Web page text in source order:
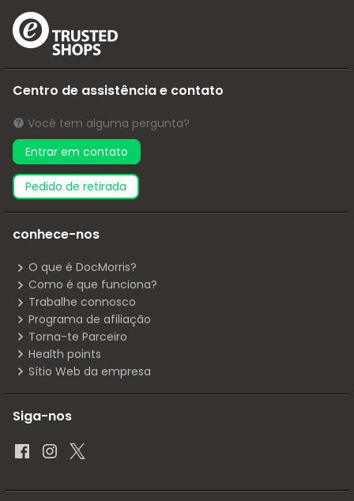
Centro de assistência e contato
Você tem alguma pergunta?
Entrar em contato
pedido de retirada
conhece-nos
O que é DocMorris?
Como é que funciona?
Trabalhe connosco
Programa de afiliação
Torna-te Parceiro
Health points
Sítio Web da empresa
Siga-nos